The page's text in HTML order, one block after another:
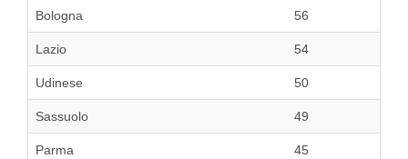
Bologna 56
Lazio 54
Udinese 50
Sassuolo 49
Parma 45